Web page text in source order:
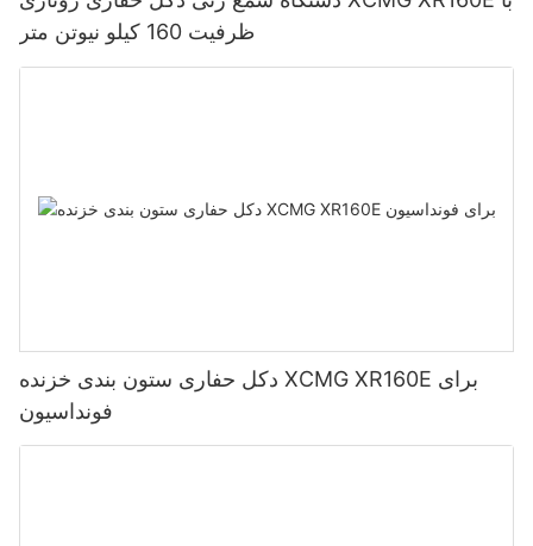
ظرفیت 160 کیلو نیوتن متر
دکل حفاری ستون بندی خزنده XCMG XR160E برای
فونداسیون